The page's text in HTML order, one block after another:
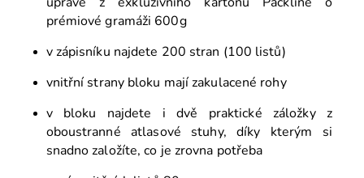
prémiové gramáži 600g
v zápisníku najdete 200 stran (100 listů)
vnitřní strany bloku mají zakulacené rohy
v bloku najdete i dvě praktické záložky z
oboustranné atlasové stuhy, díky kterým si
snadno založíte, co je zrovna potřeba